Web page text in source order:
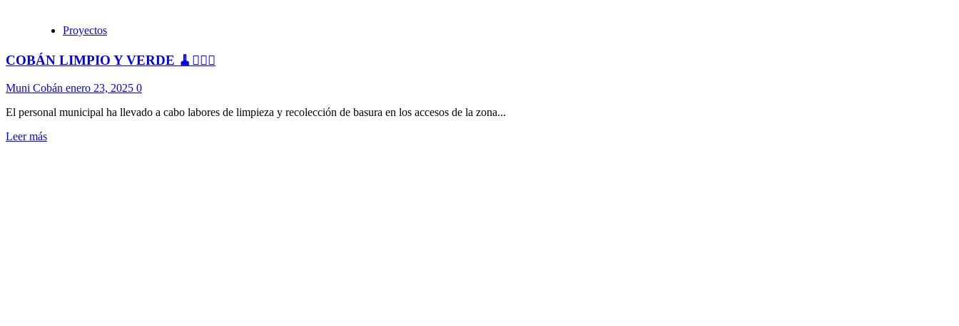
Proyectos
COBÁN LIMPIO Y VERDE 🧹👷🏻‍♂️
Muni Cobán enero 23, 2025 0
El personal municipal ha llevado a cabo labores de limpieza y recolección de basura en los accesos de la zona...
Leer más